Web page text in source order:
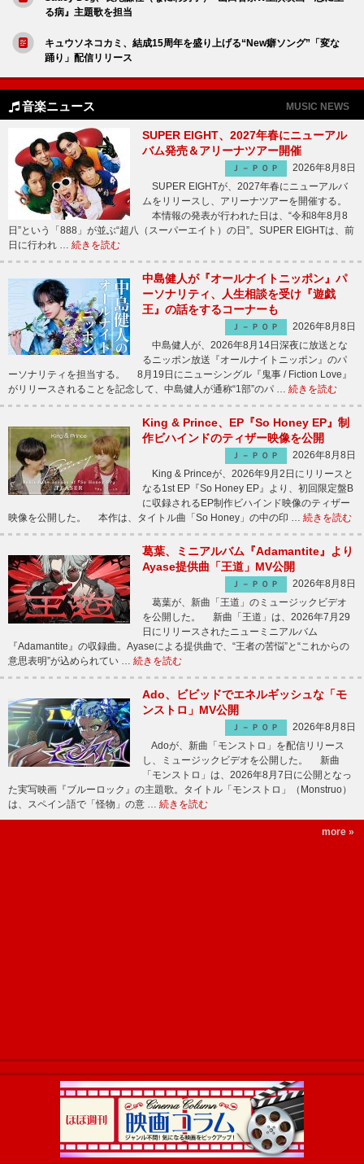
る病』主題歌を担当
キュウソネコカミ、結成15周年を盛り上げる“New癖ソング”「変な
踊り」配信リリース
音楽ニュース MUSIC NEWS
SUPER EIGHT、2027年春にニューアル
バム発売＆アリーナツアー開催
Ｊ－ＰＯＰ
2026年8月8日
SUPER EIGHTが、2027年春にニューアルバ
ムをリリースし、アリーナツアーを開催する。
本情報の発表が行われた日は、“令和8年8月8
日”という「888」が並ぶ“超八（スーパーエイト）の日”。SUPER EIGHTは、前
日に行われ … 続きを読む
中島健人が『オールナイトニッポン』パ
ーソナリティ、人生相談を受け『遊戯
王』の話をするコーナーも
Ｊ－ＰＯＰ
2026年8月8日
中島健人が、2026年8月14日深夜に放送とな
るニッポン放送『オールナイトニッポン』のパ
ーソナリティを担当する。 8月19日にニューシングル『鬼事 / Fiction Love』
がリリースされることを記念して、中島健人が通称“1部”のパ … 続きを読む
King & Prince、EP『So Honey EP』制
作ビハインドのティザー映像を公開
Ｊ－ＰＯＰ
2026年8月8日
King & Princeが、2026年9月2日にリリースと
なる1st EP『So Honey EP』より、初回限定盤B
に収録されるEP制作ビハインド映像のティザー
映像を公開した。 本作は、タイトル曲「So Honey」の中の印 … 続きを読む
葛葉、ミニアルバム『Adamantite』より
Ayase提供曲「王道」MV公開
Ｊ－ＰＯＰ
2026年8月8日
葛葉が、新曲「王道」のミュージックビデオ
を公開した。 新曲「王道」は、2026年7月29
日にリリースされたニューミニアルバム
『Adamantite』の収録曲。Ayaseによる提供曲で、“王者の苦悩”と“これからの
意思表明”が込められてい … 続きを読む
Ado、ビビッドでエネルギッシュな「モ
ンストロ」MV公開
Ｊ－ＰＯＰ
2026年8月8日
Adoが、新曲「モンストロ」を配信リリース
し、ミュージックビデオを公開した。 新曲
「モンストロ」は、2026年8月7日に公開となっ
た実写映画『ブルーロック』の主題歌。タイトル「モンストロ」（Monstruo）
は、スペイン語で「怪物」の意 … 続きを読む
more »